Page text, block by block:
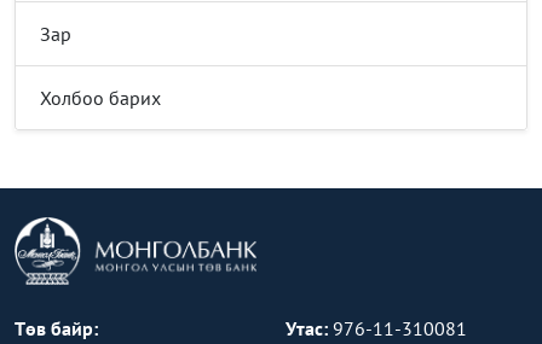
Зар
Холбоо барих
Төв байр: Утас: 976-11-310081